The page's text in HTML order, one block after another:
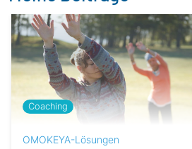
Coaching
OMOKEYA-Lösungen